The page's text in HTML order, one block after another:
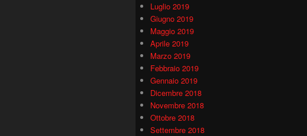
Luglio 2019
Giugno 2019
Maggio 2019
Aprile 2019
Marzo 2019
Febbraio 2019
Gennaio 2019
Dicembre 2018
Novembre 2018
Ottobre 2018
Settembre 2018